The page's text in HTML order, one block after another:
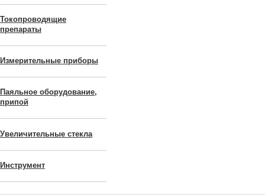
Токопроводящие
препараты
Измерительные приборы
Паяльное оборудование,
припой
Увеличительные стекла
Инструмент